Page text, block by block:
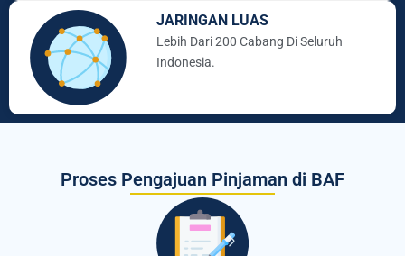
JARINGAN LUAS
Lebih Dari 200 Cabang Di Seluruh
Indonesia.
Proses Pengajuan Pinjaman di BAF